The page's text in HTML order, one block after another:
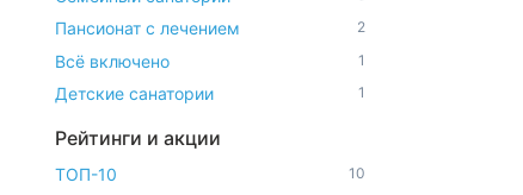
Пансионат с лечением 2
Всё включено 1
Детские санатории 1
Рейтинги и акции
ТОП-10 10